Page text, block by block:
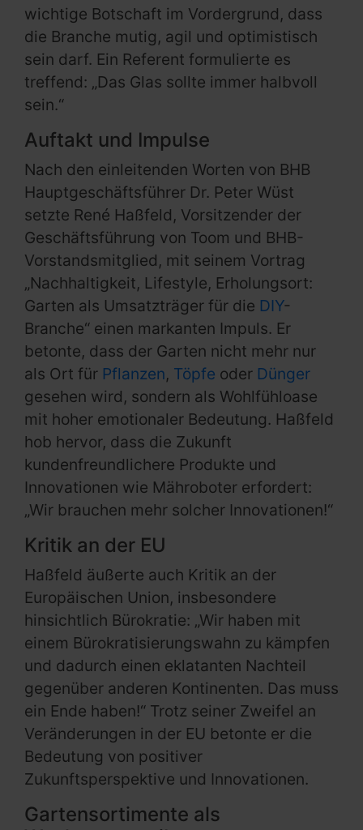
wichtige Botschaft im Vordergrund, dass
die Branche mutig, agil und optimistisch
sein darf. Ein Referent formulierte es
treffend: „Das Glas sollte immer halbvoll
sein.“
Auftakt und Impulse
Nach den einleitenden Worten von BHB
Hauptgeschäftsführer Dr. Peter Wüst
setzte René Haßfeld, Vorsitzender der
Geschäftsführung von Toom und BHB-
Vorstandsmitglied, mit seinem Vortrag
„Nachhaltigkeit, Lifestyle, Erholungsort:
Garten als Umsatzträger für die DIY-
Branche“ einen markanten Impuls. Er
betonte, dass der Garten nicht mehr nur
als Ort für Pflanzen, Töpfe oder Dünger
gesehen wird, sondern als Wohlfühloase
mit hoher emotionaler Bedeutung. Haßfeld
hob hervor, dass die Zukunft
kundenfreundlichere Produkte und
Innovationen wie Mähroboter erfordert:
„Wir brauchen mehr solcher Innovationen!“
Kritik an der EU
Haßfeld äußerte auch Kritik an der
Europäischen Union, insbesondere
hinsichtlich Bürokratie: „Wir haben mit
einem Bürokratisierungswahn zu kämpfen
und dadurch einen eklatanten Nachteil
gegenüber anderen Kontinenten. Das muss
ein Ende haben!“ Trotz seiner Zweifel an
Veränderungen in der EU betonte er die
Bedeutung von positiver
Zukunftsperspektive und Innovationen.
Gartensortimente als